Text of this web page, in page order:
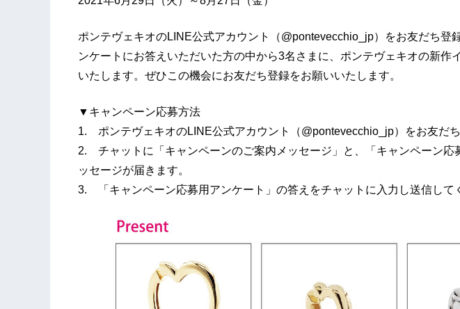
ポンテヴェキオのLINE公式アカウント（@pontevecchio_jp）をお友だち登
ンケートにお答えいただいた方の中から3名さまに、ポンテヴェキオの新作
いたします。ぜひこの機会にお友だち登録をお願いいたします。
▼キャンペーン応募方法
1. ポンテヴェキオのLINE公式アカウント（@pontevecchio_jp）をお友だち
2. チャットに「キャンペーンのご案内メッセージ」と、「キャンペーン応
ッセージが届きます。
3. 「キャンペーン応募用アンケート」の答えをチャットに入力し送信して